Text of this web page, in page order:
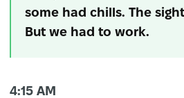
some had chills. The
But we had to work.
4:15 AM